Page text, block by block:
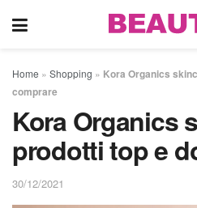
Home » Shopping » Kora Organics
comprare
Kora Organics
prodotti top e
30/12/2021